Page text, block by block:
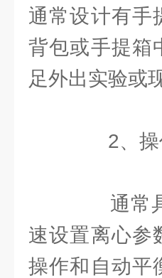
通常设计有手
背包或手提箱
足外出实验或
2、操
通常具
速设置离心参
操作和自动平